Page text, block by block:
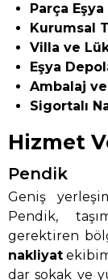
Parça Eşya
Kurumsal
Villa ve
Eşya
Ambalaj
Sigortalı
Hizmet
Pendik
Geniş
Pendik,
gerektiren
nakliyat
dar sokak ve